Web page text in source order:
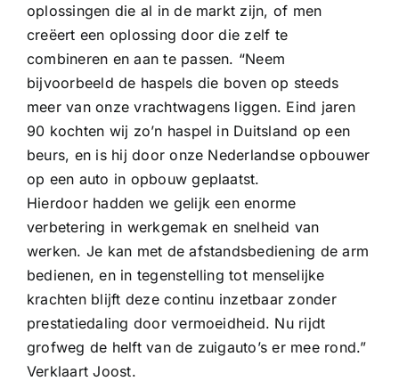
oplossingen die al in de markt zijn, of men
creëert een oplossing door die zelf te
combineren en aan te passen. “Neem
bijvoorbeeld de haspels die boven op steeds
meer van onze vrachtwagens liggen. Eind jaren
90 kochten wij zo’n haspel in Duitsland op een
beurs, en is hij door onze Nederlandse opbouwer
op een auto in opbouw geplaatst.
Hierdoor hadden we gelijk een enorme
verbetering in werkgemak en snelheid van
werken. Je kan met de afstandsbediening de arm
bedienen, en in tegenstelling tot menselijke
krachten blijft deze continu inzetbaar zonder
prestatiedaling door vermoeidheid. Nu rijdt
grofweg de helft van de zuigauto’s er mee rond.”
Verklaart Joost.